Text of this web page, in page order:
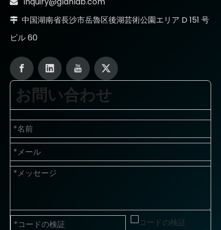

 中国湖南省長沙市岳魯区後湖芸術公園エリア D 151 号
ビル 60
お問い合わせ